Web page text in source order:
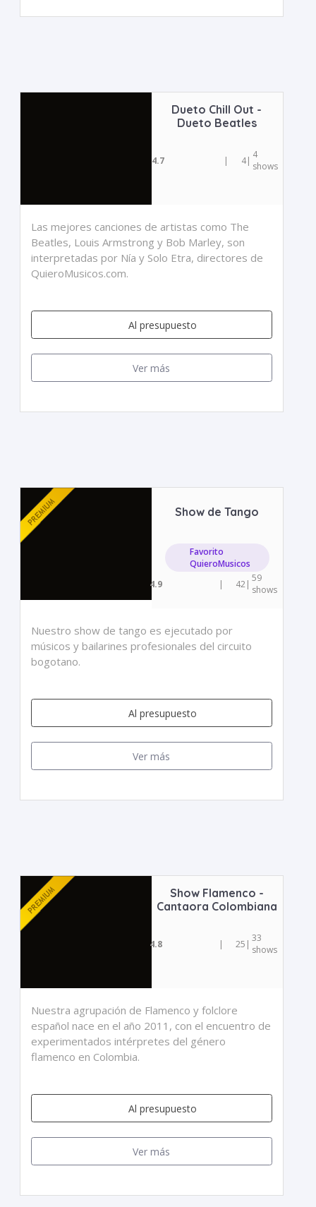
Dueto Chill Out -
Dueto Beatles
4.7 | 4| 4
shows
Las mejores canciones de artistas como The
Beatles, Louis Armstrong y Bob Marley, son
interpretadas por Nía y Solo Etra, directores de
QuieroMusicos.com.
Al presupuesto
Ver más
Show de Tango
Favorito
QuieroMusicos
4.9
| 42| 59
shows
Nuestro show de tango es ejecutado por
músicos y bailarines profesionales del circuito
bogotano.
Al presupuesto
Ver más
Show Flamenco -
Cantaora Colombiana
4.8 | 25 | 33
shows
Nuestra agrupación de Flamenco y folclore
español nace en el año 2011, con el encuentro de
experimentados intérpretes del género
flamenco en Colombia.
Al presupuesto
Ver más